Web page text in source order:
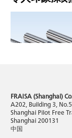
案。探索我们的秋
现在继续阅读
FRAISA (Shanghai)
A202, Building 3,
Shanghai Pilot Free
Shanghai 200131
中国